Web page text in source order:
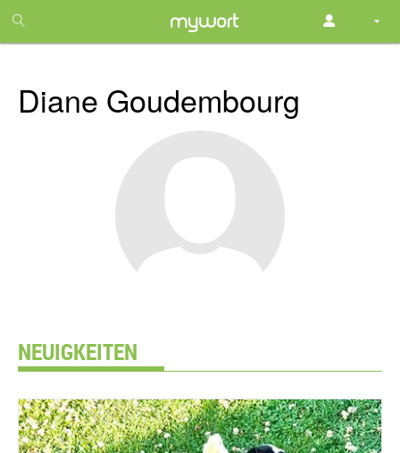
month
free
Diane Goudembourg
NEUIGKEITEN